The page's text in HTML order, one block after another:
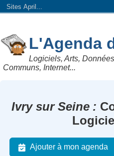
Sites April...
L'Agenda
Logiciels, Arts,
Communs, Internet...
Ivry sur Seine
Ajouter à mon agenda